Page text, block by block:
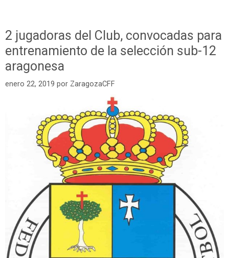
2 jugadoras del Club, convocadas para
entrenamiento de la selección sub-12
aragonesa
enero 22, 2019 por ZaragozaCFF